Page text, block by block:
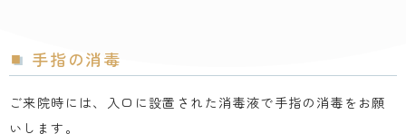
手指の消毒
ご来院時には、入口に設置された消毒液で手指の消毒をお願
いします。